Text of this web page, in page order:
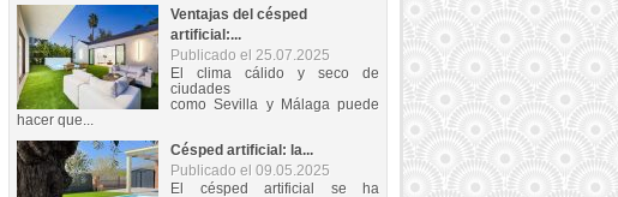
Ventajas del césped
artificial:...
Publicado el 25.07.2025
El clima cálido y seco de
ciudades
como Sevilla y Málaga puede
hacer que...
Césped artificial: la...
Publicado el 09.05.2025
El césped artificial se ha